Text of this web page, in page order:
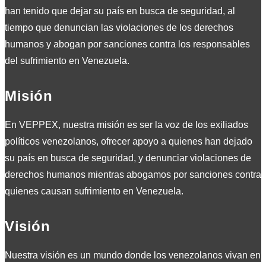
han tenido que dejar su país en busca de seguridad, al
tiempo que denuncian las violaciones de los derechos
humanos y abogan por sanciones contra los responsables
del sufrimiento en Venezuela.
Misión
En VEPPEX, nuestra misión es ser la voz de los exiliados
políticos venezolanos, ofrecer apoyo a quienes han dejado
su país en busca de seguridad, y denunciar violaciones de
derechos humanos mientras abogamos por sanciones contra
quienes causan sufrimiento en Venezuela.
Visión
Nuestra visión es un mundo donde los venezolanos vivan en